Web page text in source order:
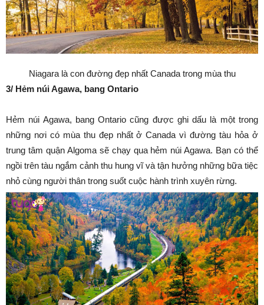
Niagara là con đường đẹp nhất Canada trong mùa thu
3/ Hẻm núi Agawa, bang Ontario
Hẻm núi Agawa, bang Ontario cũng được ghi dấu là một trong
những nơi có mùa thu đẹp nhất ở Canada vì đường tàu hỏa ở
trung tâm quận Algoma sẽ chạy qua hẻm núi Agawa. Bạn có thể
ngồi trên tàu ngắm cảnh thu hung vĩ và tận hưởng những bữa tiệc
nhỏ cùng người thân trong suốt cuộc hành trình xuyên rừng.